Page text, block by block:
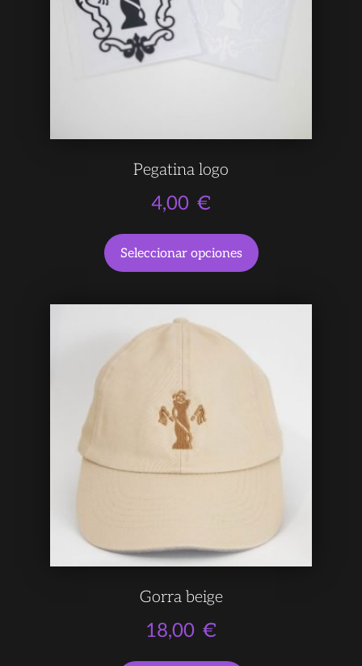
Pegatina logo
4,00 €
Seleccionar opciones
Gorra beige
18,00 €